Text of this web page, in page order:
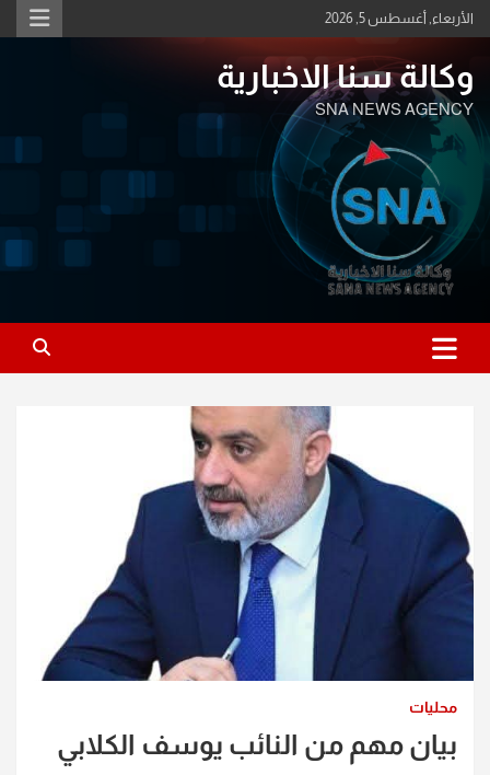
Skip
to
الأربعاء, أغسطس 5, 2026
وكالة سنا الاخبارية
SNA NEWS AGENCY
محليات
بيان مهم من النائب يوسف الكلابي